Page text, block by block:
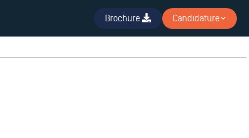
Brochure Candidature